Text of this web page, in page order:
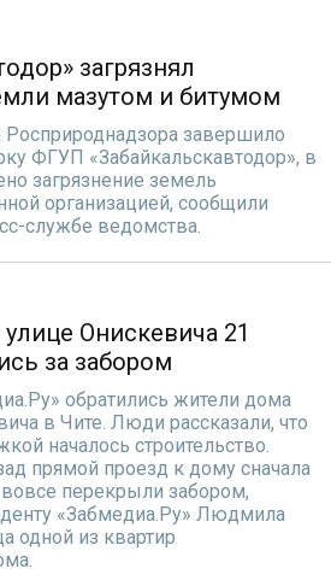
загрязнял
мазутом и битумом
завершило
ФГУП «Забайкальскавтодор», в
загрязнение земель
организацией, сообщили
службе ведомства.
Онискевича 21
за забором
обратились жители дома
в Чите. Люди рассказали, что
началось строительство.
прямой проезд к дому сначала
перекрыли забором,
«Забмедиа.Ру» Людмила
одной из квартир